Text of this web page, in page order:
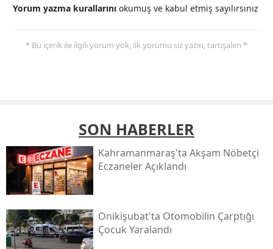
Yorum yazma kurallarını okumuş ve kabul etmiş sayılırsınız
* Bu içerik ile ilgili yorum yok, ilk yorumu siz yazın, tartışalım *
SON HABERLER
Kahramanmaraş'ta Akşam Nöbetçi
Eczaneler Açıklandı
Onikişubat'ta Otomobilin Çarptığı
Çocuk Yaralandı